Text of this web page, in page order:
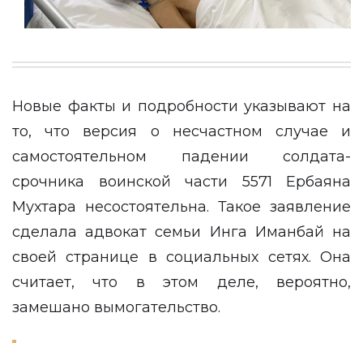
Новые факты и подробности указывают на
то, что версия о несчастном случае и
самостоятельном падении солдата-
срочника воинской части 5571 Ербаяна
Мухтара несостоятельна. Такое заявление
сделала адвокат семьи Инга Иманбай на
своей странице в социальных сетях. Она
считает, что в этом деле, вероятно,
замешано вымогательство.